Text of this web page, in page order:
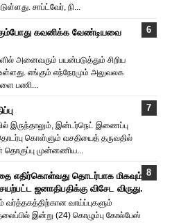
சாப்ட்வேர், நி...
கவனிக்க வேண்டியவை
அனைவரும் பயன்படுத்தும் சிறிய
எங்கும் எந்நேரமும் அலுவலக
பணி...
இருந்தாலும், இன்டர்நெட் இணைப்பு
கொள்ளும் வசதியைத் தருவதில்
முன்னணிய...
எதிர்கொள்வது தொடர்பாக மிகவும்
ஜனாதிபதிக்கு விசேட விருது.
வர்த்தகத்திற்கான வாய்ப்புகளும்
இன்று (24) கொழும்பு கோல்பேஸ்